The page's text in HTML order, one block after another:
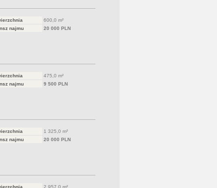
600,0 m²
najmu
20 000 PLN
475,0 m²
najmu
9 500 PLN
1 325,0 m²
najmu
20 000 PLN
2 957,0 m²